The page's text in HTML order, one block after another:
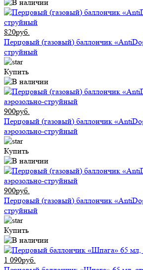
820руб.
Перцовый (газовый) баллончик
струйный
Купить
900руб.
Перцовый (газовый) баллончик
аэрозольно-струйный
Купить
900руб.
Перцовый (газовый) баллончик
струйный
Купить
1 090руб.